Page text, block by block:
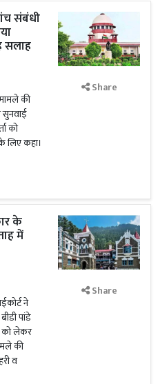
संबंधी
सलाह
की
सुनवाई
को
लिए कहा।
Share
के
में
ने
पांडे
को लेकर
की
व
Share